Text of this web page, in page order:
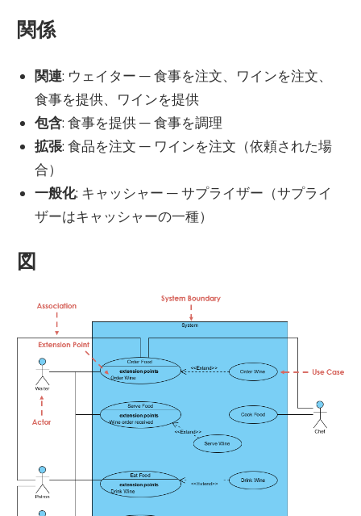
関係
関連: ウェイター — 食事を注文、ワインを注文、
食事を提供、ワインを提供
包含: 食事を提供 — 食事を調理
拡張: 食品を注文 — ワインを注文（依頼された場
合）
一般化: キャッシャー — サプライザー（サプライ
ザーはキャッシャーの一種）
図